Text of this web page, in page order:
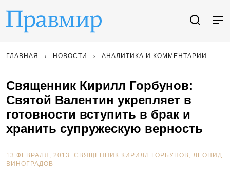
ГЛАВНАЯ НОВОСТИ АНАЛИТИКА И КОММЕНТАРИИ
Священник Кирилл Горбунов:
Святой Валентин укрепляет в
готовности вступить в брак и
хранить супружескую верность
13 ФЕВРАЛЯ, 2013. СВЯЩЕННИК КИРИЛЛ ГОРБУНОВ
ЛЕОНИД
ВИНОГРАДОВ